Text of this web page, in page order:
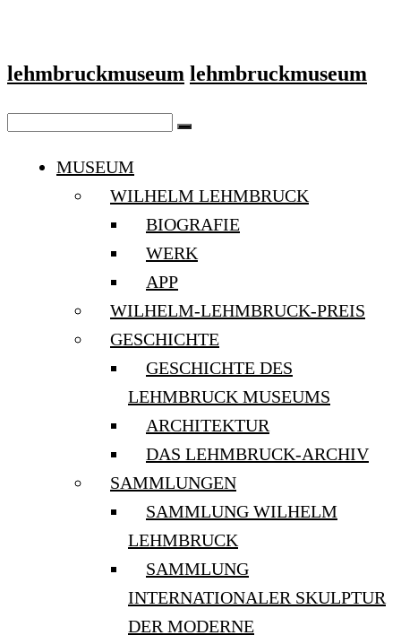
lehmbruckmuseum lehmbruckmuseum
MUSEUM
WILHELM LEHMBRUCK
BIOGRAFIE
WERK
APP
WILHELM-LEHMBRUCK-PREIS
GESCHICHTE
GESCHICHTE DES
LEHMBRUCK MUSEUMS
ARCHITEKTUR
DAS LEHMBRUCK-ARCHIV
SAMMLUNGEN
SAMMLUNG WILHELM
LEHMBRUCK
SAMMLUNG
INTERNATIONALER SKULPTUR
DER MODERNE